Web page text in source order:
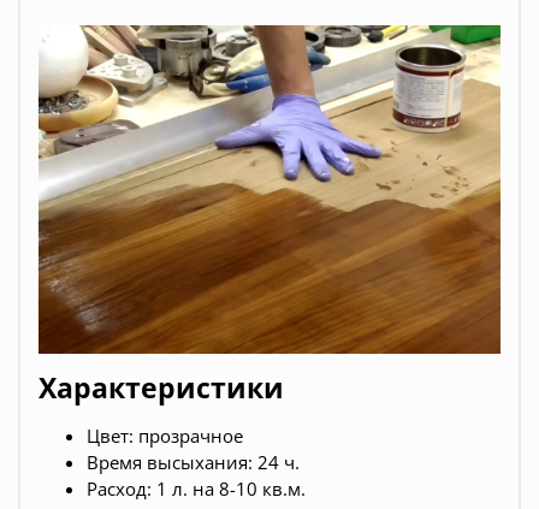
Характеристики
Цвет: прозрачное
Время высыхания: 24 ч.
Расход: 1 л. на 8-10 кв.м.